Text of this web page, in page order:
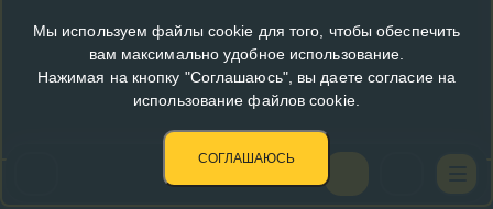
КУПИТЬ РЕКЛАМУ В ЭТОМ БЛОКЕ
Мы используем файлы cookie для того, чтобы обеспечить
вам максимально удобное использование.
Нажимая на кнопку "Соглашаюсь", вы даете согласие на
использование файлов cookie.
СОГЛАШАЮСЬ